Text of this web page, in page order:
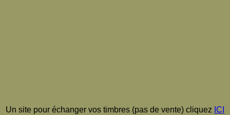
Un site pour échanger vos timbres (pas de vente) cliquez ICI